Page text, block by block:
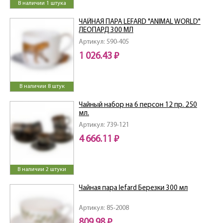
В наличии 1 штука
В наличии 8 штук
Артикул: 590-405
ЧАЙНАЯ ПАРА LEFARD "ANIMAL WORLD"
ЛЕОПАРД 300 МЛ
1 026.43 ₽
В наличии 2 штуки
Артикул: 739-121
Чайный набор на 6 персон 12 пр. 250
мл.
4 666.11 ₽
Артикул: 85-2008
Чайная пара lefard Березки 300 мл